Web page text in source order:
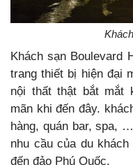
Khách sạn Boulevard
trang thiết bị hiện đại
nội thất thật bắt mắt
mãn khi đến đây.
hàng, quán bar, spa,
nhu cầu của du
đến đảo Phú Quốc.